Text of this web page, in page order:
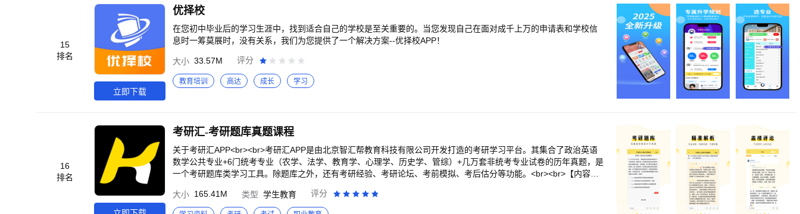
15
排名
立即下载
优择校
在您初中毕业后的学习生涯中，找到适合自己的学校是至关重要的。当您发现自己在面对成千上万的申请表和学校信
息时一筹莫展时，没有关系，我们为您提供了一个解决方案--优择校APP！
大小 33.57M 评分
教育培训 高达 成长 学习
16
排名
考研汇-考研题库真题课程
关于考研汇APP<br><br>考研汇APP是由北京智汇帮教育科技有限公司开发打造的考研学习平台。其集合了政治英语
数学公共专业+6门统考专业（农学、法学、教育学、心理学、历史学、管综）+几万套非统考专业试卷的历年真题，是
一个考研题库类学习工具。除题库之外，还有考研经验、考研论坛、考前模拟、考后估分等功能。<br><br>【内容模
考研真题，提供错题、笔记、收藏等实用功能，实现随时学习，实时整理的功能。<br>2. 大数据分析用户的答题、错
题、收藏、正确率等情况，为考生的自我评估、及时调整复习方案提供参考依据。<br>3. 每一道考题均设置评论区，
大小 165.41M 类型 学生教育 评分